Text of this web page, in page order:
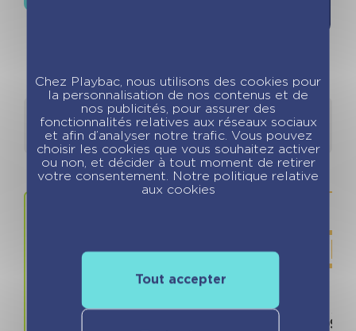
Détails Auteurs
Prix
Chez Playbac, nous utilisons des cookies pour
la personnalisation de nos contenus et de
nos publicités, pour assurer des
fonctionnalités relatives aux réseaux sociaux
et afin d’analyser notre trafic. Vous pouvez
choisir les cookies que vous souhaitez activer
ou non, et décider à tout moment de retirer
votre consentement. Notre politique relative
aux cookies
Tout accepter